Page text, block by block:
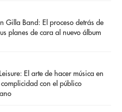
Gilla Band: El proceso detrás de
planes de cara al nuevo álbum
El arte de hacer música en
complicidad con el público